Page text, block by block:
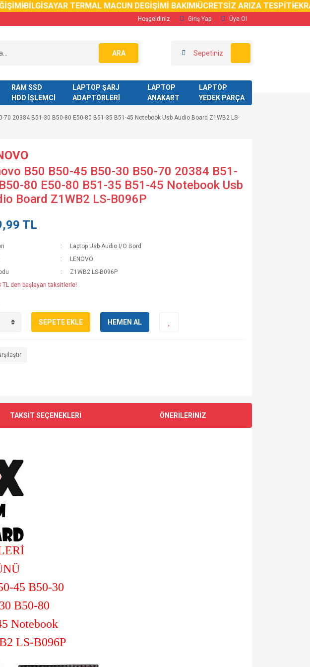
BİLGİSAYAR TERMAL MACUN DEGİŞİMİ BAKIMIÜCRETSİZ ARIZA TESPİTİ
Hoşgeldiniz Giriş Yap Üye Ol
ARA Sepetiniz
RAM SSD
HDD İŞLEMCİ
LAPTOP ŞARJ
ADAPTÖRLERİ
LAPTOP
ANAKART
LAPTOP
YEDEK PARÇA
70 20384 B51-30 B50-80 E50-80 B51-35 B51-45 Notebook Usb Audio Board Z1WB2 LS-
B50 B50-45 B50-30 B50-70 20384 B51-
80 E50-80 B51-35 B51-45 Notebook Usb
Board Z1WB2 LS-B096P
TL
Laptop Usb Audio I/O Bord
LENOVO
Z1WB2 LS-B096P
TL den başlayan taksitlerle!
SEPETE EKLE HEMEN AL
TAKSİT SEÇENEKLERİ ÖNERİLERİNİZ
45 B50-30
B50-80
Notebook
LS-B096P